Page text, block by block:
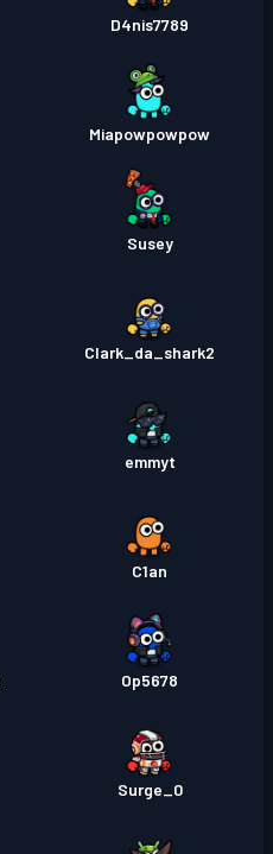
D4nis7789
Miapowpowpow
Susey
Clark_da_shark2
emmyt
C1an
Op5678
Surge_0